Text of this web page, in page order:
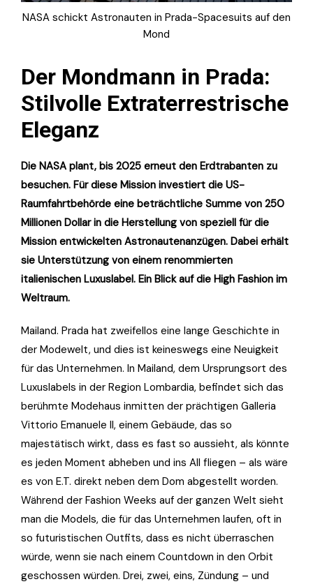
NASA schickt Astronauten in Prada-Spacesuits auf den
Mond
Der Mondmann in Prada:
Stilvolle Extraterrestrische
Eleganz
Die NASA plant, bis 2025 erneut den Erdtrabanten zu
besuchen. Für diese Mission investiert die US-
Raumfahrtbehörde eine beträchtliche Summe von 250
Millionen Dollar in die Herstellung von speziell für die
Mission entwickelten Astronautenanzügen. Dabei erhält
sie Unterstützung von einem renommierten
italienischen Luxuslabel. Ein Blick auf die High Fashion im
Weltraum.
Mailand. Prada hat zweifellos eine lange Geschichte in
der Modewelt, und dies ist keineswegs eine Neuigkeit
für das Unternehmen. In Mailand, dem Ursprungsort des
Luxuslabels in der Region Lombardia, befindet sich das
berühmte Modehaus inmitten der prächtigen Galleria
Vittorio Emanuele II, einem Gebäude, das so
majestätisch wirkt, dass es fast so aussieht, als könnte
es jeden Moment abheben und ins All fliegen – als wäre
es von E.T. direkt neben dem Dom abgestellt worden.
Während der Fashion Weeks auf der ganzen Welt sieht
man die Models, die für das Unternehmen laufen, oft in
so futuristischen Outfits, dass es nicht überraschen
würde, wenn sie nach einem Countdown in den Orbit
geschossen würden. Drei, zwei, eins, Zündung – und